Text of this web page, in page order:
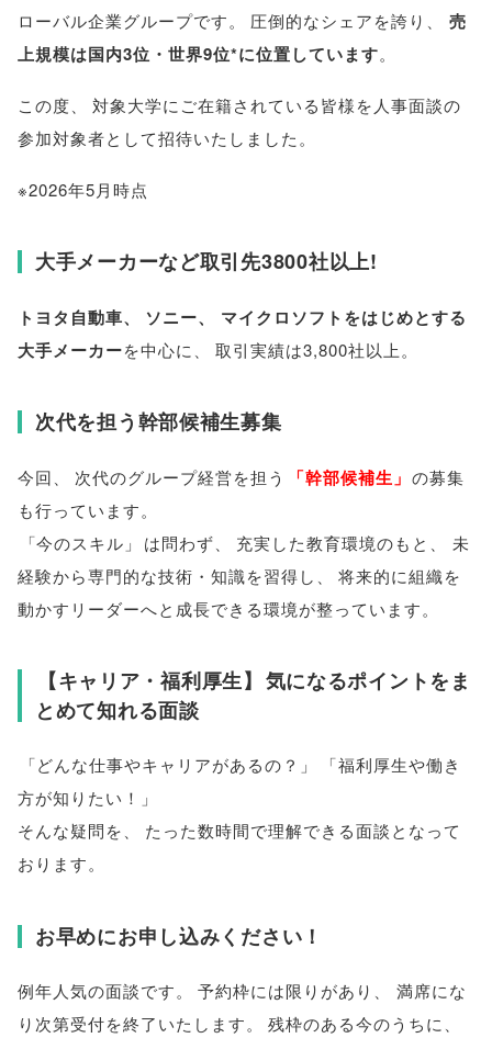
ローバル企業グループです。 圧倒的なシェアを誇り
売
上規模は国内3位・世界9位*に位置しています。
この度
対象大学にご在籍されている皆様を人事面談の
参加対象者として招待いたしました 。
※2026年5月時点
大手メーカーなど取引先3800社以上!
トヨタ自動車、 ソニー、
マイクロソフトをはじめとする
大手メーカーを中心に 取引実績は3,800社以上 。
次代を担う幹部候補生募集
今回 次代のグループ経営を担う 「幹部候補生 」 の募集
も行っています。
「今のスキル 」 は問わず 充実した教育環境のもと
未
経験から専門的な技術・知識を習得し
将来的に組織を
動かすリーダーへと成長できる環境が整っています。
【キャリア・福利厚生】 気になるポイントをま
とめて知れる面談
「どんな仕事やキャリアがあるの？ 」 「福利厚生や働き
方が知りたい！ 」
そんな疑問を、
たった数時間で理解できる面談となって
おります。
お早めにお申し込みください！
例年人気の面談です。 予約枠には限りがあり 、
満席にな
り次第受付を終了いたします。 残枠のある今のうちに、